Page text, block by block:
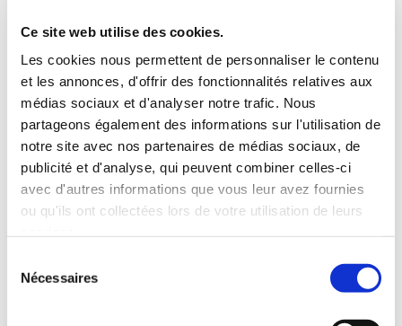
Ce site web utilise des cookies.
Les cookies nous permettent de personnaliser le contenu
et les annonces, d'offrir des fonctionnalités relatives aux
médias sociaux et d'analyser notre trafic. Nous
partageons également des informations sur l'utilisation de
notre site avec nos partenaires de médias sociaux, de
publicité et d'analyse, qui peuvent combiner celles-ci
avec d'autres informations que vous leur avez fournies
ou qu'ils ont collectées lors de votre utilisation de leurs
Nécessaires